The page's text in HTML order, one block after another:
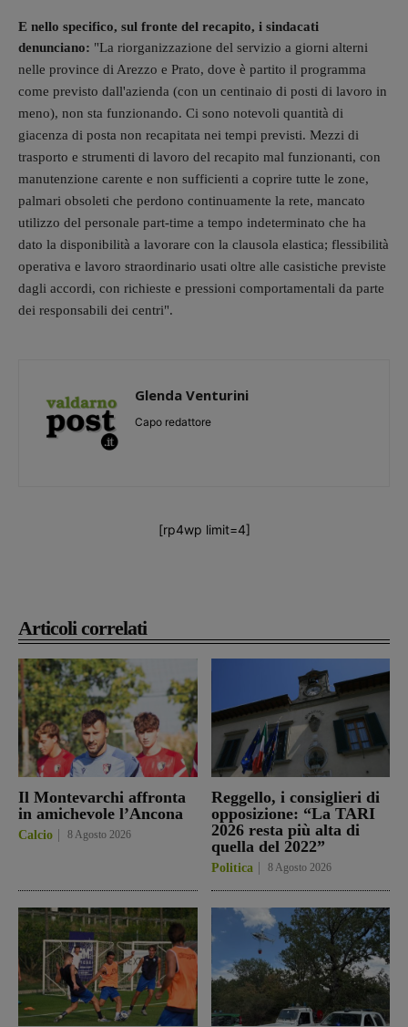
Articoli correlati
Il Montevarchi affronta
in amichevole l’Ancona
Calcio 8 Agosto 2026
Reggello, i consiglieri di
opposizione: “La TARI
2026 resta più alta di
quella del 2022”
Politica 8 Agosto 2026
E nello specifico, sul fronte del recapito, i sindacati
denunciano: "La riorganizzazione del servizio a giorni alterni
nelle province di Arezzo e Prato, dove è partito il programma
come previsto dall'azienda (con un centinaio di posti di lavoro in
meno), non sta funzionando. Ci sono notevoli quantità di
giacenza di posta non recapitata nei tempi previsti. Mezzi di
trasporto e strumenti di lavoro del recapito mal funzionanti, con
manutenzione carente e non sufficienti a coprire tutte le zone,
palmari obsoleti che perdono continuamente la rete, mancato
utilizzo del personale part-time a tempo indeterminato che ha
dato la disponibilità a lavorare con la clausola elastica; flessibilità
operativa e lavoro straordinario usati oltre alle casistiche previste
dagli accordi, con richieste e pressioni comportamentali da parte
dei responsabili dei centri".
Glenda Venturini
Capo redattore
[rp4wp limit=4]